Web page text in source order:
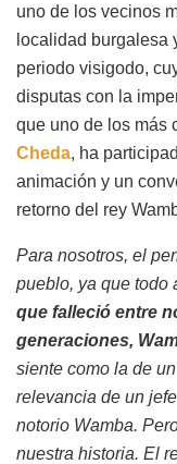
uno de los vecinos
localidad burgalesa
periodo visigodo,
disputas con la
que uno de los más
Cheda, ha
animación y un
retorno del rey
Para nosotros, el
pueblo, ya que todo
que falleció entre
generaciones,
siente como la de
relevancia de un
notorio Wamba.
nuestra historia. El